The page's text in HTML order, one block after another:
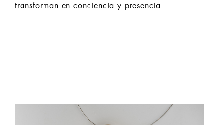
transforman en conciencia y presencia.